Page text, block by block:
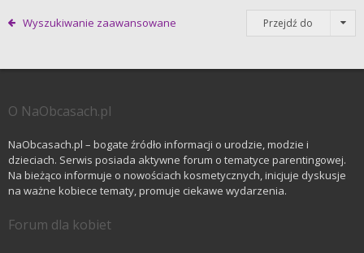
Wyszukiwanie zaawansowane Przejdź do
O NaObcasach.pl
NaObcasach.pl – bogate źródło informacji o urodzie, modzie i
dzieciach. Serwis posiada aktywne forum o tematyce parentingowej.
Na bieżąco informuje o nowościach kosmetycznych, inicjuje dyskusje
na ważne kobiece tematy, promuje ciekawe wydarzenia.
Forum dla kobiet